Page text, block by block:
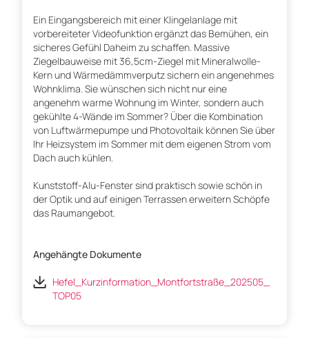
Ein Eingangsbereich mit einer Klingelanlage mit
vorbereiteter Videofunktion ergänzt das Bemühen, ein
sicheres Gefühl Daheim zu schaffen. Massive
Ziegelbauweise mit 36,5cm-Ziegel mit Mineralwolle-
Kern und Wärmedämmverputz sichern ein angenehmes
Wohnklima. Sie wünschen sich nicht nur eine
angenehm warme Wohnung im Winter, sondern auch
gekühlte 4-Wände im Sommer? Über die Kombination
von Luftwärmepumpe und Photovoltaik können Sie über
Ihr Heizsystem im Sommer mit dem eigenen Strom vom
Dach auch kühlen.
Kunststoff-Alu-Fenster sind praktisch sowie schön in
der Optik und auf einigen Terrassen erweitern Schöpfe
das Raumangebot.
Angehängte Dokumente
Hefel_Kurzinformation_Montfortstraße_202505_
TOP05